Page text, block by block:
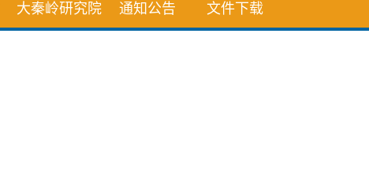
大秦岭研究院 通知公告 文件下载